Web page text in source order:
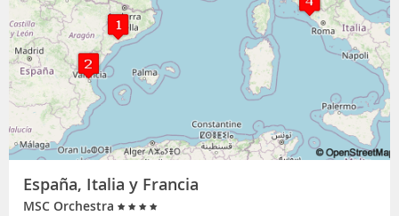
España, Italia y Francia
MSC Orchestra